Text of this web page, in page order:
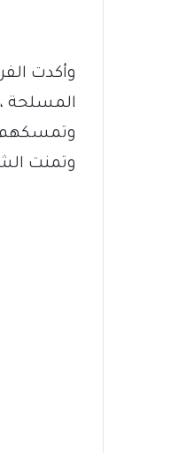
وأكدت
المسلحة
وتمسكهم
وتمنت